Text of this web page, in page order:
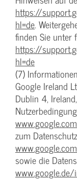
https://
hl=de.
finden Sie unter
https://
hl=de
(7)
Google Ireland
Dublin 4,
zum
sowie die